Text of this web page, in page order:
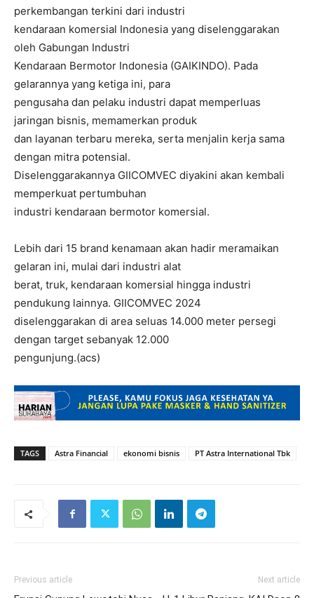
perkembangan terkini dari industri
kendaraan komersial Indonesia yang diselenggarakan
oleh Gabungan Industri
Kendaraan Bermotor Indonesia (GAIKINDO). Pada
gelarannya yang ketiga ini, para
pengusaha dan pelaku industri dapat memperluas
jaringan bisnis, memamerkan produk
dan layanan terbaru mereka, serta menjalin kerja sama
dengan mitra potensial.
Diselenggarakannya GIICOMVEC diyakini akan kembali
memperkuat pertumbuhan
industri kendaraan bermotor komersial.
Lebih dari 15 brand kenamaan akan hadir meramaikan
gelaran ini, mulai dari industri alat
berat, truk, kendaraan komersial hingga industri
pendukung lainnya. GIICOMVEC 2024
diselenggarakan di area seluas 14.000 meter persegi
dengan target sebanyak 12.000
pengunjung.(acs)
TAGS Astra Financial ekonomi bisnis PT Astra International Tbk
Previous article Next article